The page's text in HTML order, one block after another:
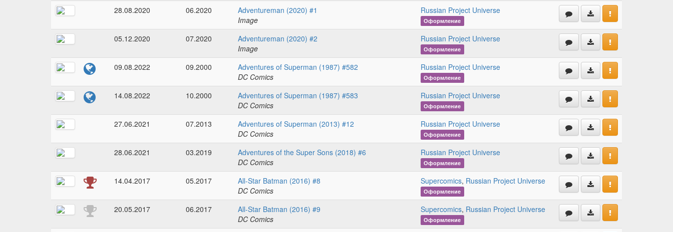
28.08.2020 06.2020
Adventureman (2020) #1
Image
Russian Project Universe
Оформление
05.12.2020 07.2020
Adventureman (2020) #2
Image
Russian Project Universe
Оформление
09.08.2022 09.2000
Adventures of Superman (1987) #582
DC Comics
Russian Project Universe
Оформление
14.08.2022 10.2000
Adventures of Superman (1987) #583
DC Comics
Russian Project Universe
Оформление
27.06.2021 07.2013
Adventures of Superman (2013) #12
DC Comics
Russian Project Universe
Оформление
28.06.2021 03.2019
Adventures of the Super Sons (2018) #6
DC Comics
Russian Project Universe
Оформление
14.04.2017 05.2017
All-Star Batman (2016) #8
DC Comics
Supercomics, Russian Project Universe
Оформление
20.05.2017 06.2017
All-Star Batman (2016) #9
DC Comics
Supercomics, Russian Project Universe
Оформление